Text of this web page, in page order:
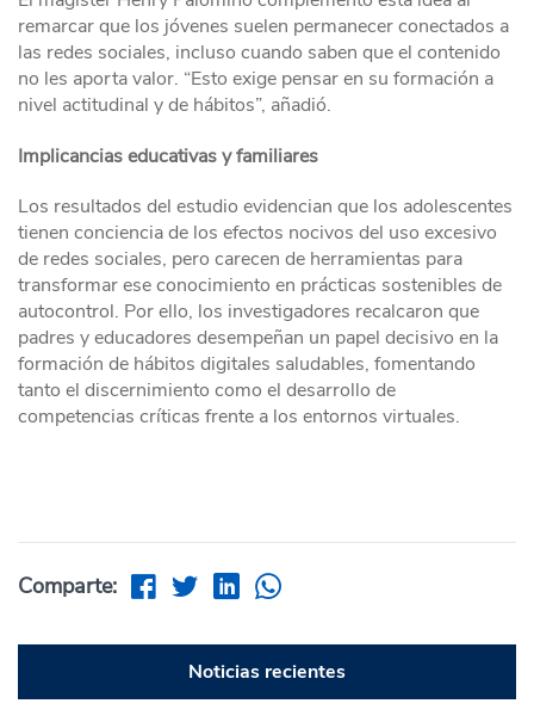
remarcar que los jóvenes suelen permanecer conectados a
las redes sociales, incluso cuando saben que el contenido
no les aporta valor. “Esto exige pensar en su formación a
nivel actitudinal y de hábitos”, añadió.
Implicancias educativas y familiares
Los resultados del estudio evidencian que los adolescentes
tienen conciencia de los efectos nocivos del uso excesivo
de redes sociales, pero carecen de herramientas para
transformar ese conocimiento en prácticas sostenibles de
autocontrol. Por ello, los investigadores recalcaron que
padres y educadores desempeñan un papel decisivo en la
formación de hábitos digitales saludables, fomentando
tanto el discernimiento como el desarrollo de
competencias críticas frente a los entornos virtuales.
Comparte:
Noticias recientes